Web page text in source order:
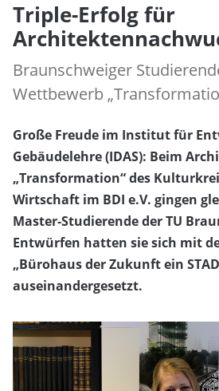
Triple-Erfolg für
Braunschweiger
Wettbewerb
Große Freude im Institut für
Gebäudelehre (IDAS): Beim
„Transformation“ des
Wirtschaft im BDI e.V. gingen
Master-Studierende der TU
Entwürfen hatten sie sich mit
„Bürohaus der Zukunft ein
auseinandergesetzt.